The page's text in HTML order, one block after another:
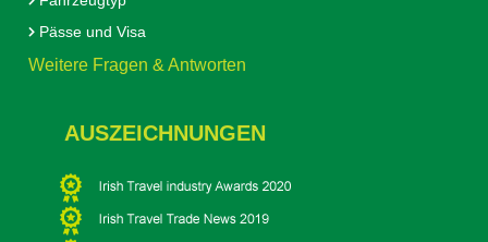
Pässe und Visa
Weitere Fragen & Antworten
AUSZEICHNUNGEN